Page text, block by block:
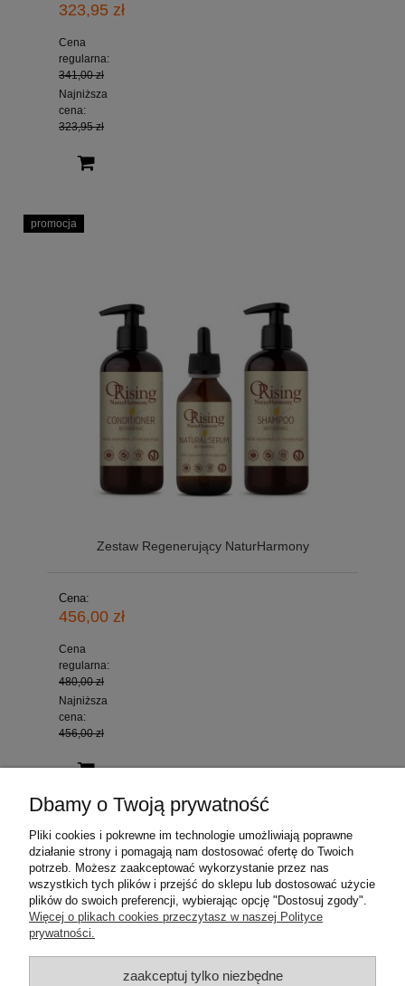
323,95 zł
Cena
regularna:
341,00 zł
Najniższa
cena:
323,95 zł
Zestaw Regenerujący NaturHarmony
Cena:
456,00 zł
Cena
regularna:
480,00 zł
Najniższa
cena:
456,00 zł
promocja
Dbamy o Twoją prywatność
Pliki cookies i pokrewne im technologie umożliwiają poprawne
działanie strony i pomagają nam dostosować ofertę do Twoich
potrzeb. Możesz zaakceptować wykorzystanie przez nas
wszystkich tych plików i przejść do sklepu lub dostosować użycie
plików do swoich preferencji, wybierając opcję "Dostosuj zgody".
Więcej o plikach cookies przeczytasz w naszej Polityce
prywatności.
zaakceptuj tylko niezbędne